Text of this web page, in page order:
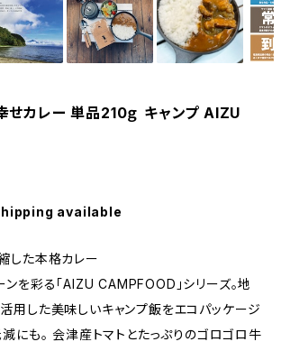
せカレー 単品210ｇ キャンプ AIZU
available
した本格カレー
を彩る「AIZU CAMPFOOD」シリーズ。地
用した美味しいキャンプ飯をエコパッケージ
にも。 会津産トマトとたっぷりのゴロゴロ牛